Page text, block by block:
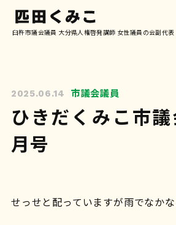
臼杵市議会議員 大分県人権啓発講師 女性議員の会副代表
2025.06.14 市議会議員
ひきだくみこ市
月号
せっせと配っていますが雨でなか